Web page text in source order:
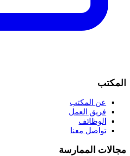
المكتب
عن المكتب
فريق العمل
الوظائف
تواصل معنا
مجالات الممارسة